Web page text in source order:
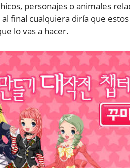
personajes o animales
final cualquiera diría que
lo vas a hacer.